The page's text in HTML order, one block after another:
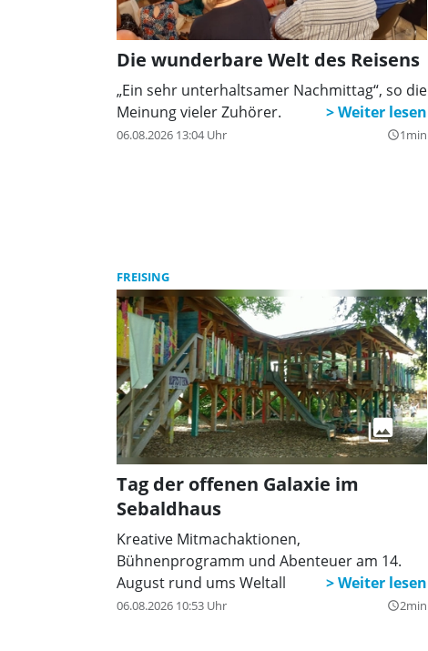
Die wunderbare Welt des Reisens
„Ein sehr unterhaltsamer Nachmittag“, so die
Meinung vieler Zuhörer.
06.08.2026 13:04 Uhr query_builder1min
FREISING
Tag der offenen Galaxie im
Sebaldhaus
Kreative Mitmachaktionen,
Bühnenprogramm und Abenteuer am 14.
August rund ums Weltall
06.08.2026 10:53 Uhr query_builder2min